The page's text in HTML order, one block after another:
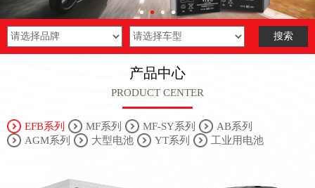
产品中心
PRODUCT CENTER
EFB系列 MF系列 MF-SY系列
AB系列
AGM系列
大型电池 YT系列 工业用电池